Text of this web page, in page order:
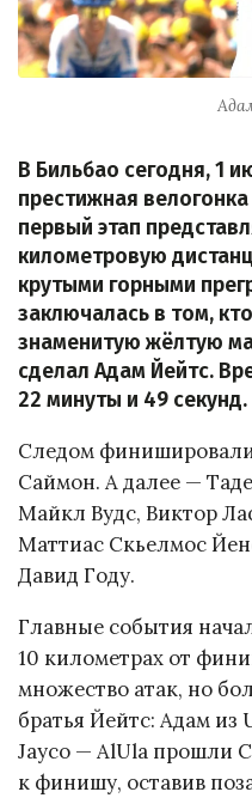
В Бильбао сегодня, 1
престижная
первый этап
километровую
крутыми горными
заключалась в том,
знаменитую жёлтую
сделал Адам Йейтс.
22 минуты и 49 секунд.
Следом
Саймон. А далее —
Майкл Вудс, Виктор
Маттиас Скьелмос
Давид Году.
Главные события
10 километрах от
множество атак, но
братья Йейтс: Адам из
Jayco — AlUla прошли
к финишу, оставив